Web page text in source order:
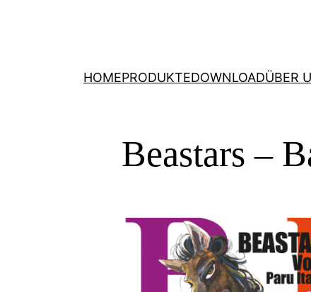
HOMEPRODUKTEDOWNLOADÜBER
Beastars –